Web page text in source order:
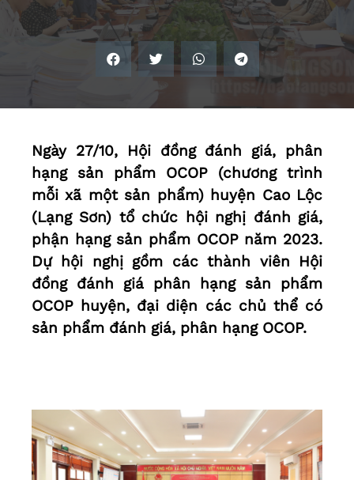
Ngày 27/10, Hội đồng đánh giá, phân
hạng sản phẩm OCOP (chương trình
mỗi xã một sản phẩm) huyện Cao Lộc
(Lạng Sơn) tổ chức hội nghị đánh giá,
phận hạng sản phẩm OCOP năm 2023.
Dự hội nghị gồm các thành viên Hội
đồng đánh giá phân hạng sản phẩm
OCOP huyện, đại diện các chủ thể có
sản phẩm đánh giá, phân hạng OCOP.